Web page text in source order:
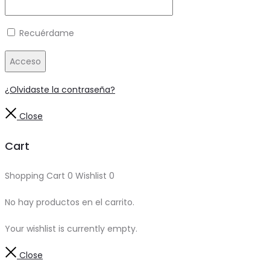
Recuérdame
Acceso
¿Olvidaste la contraseña?
Close
Cart
Shopping Cart 0 Wishlist 0
No hay productos en el carrito.
Your wishlist is currently empty.
Close